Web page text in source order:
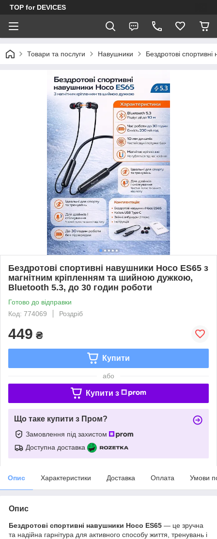
TOP for DEVICES
Товари та послуги Навушники Бездротові
Бездротові спортивні навушники Hoco ES65 з
магнітним кріпленням та шийною дужкою,
Bluetooth 5.3, до 30 годин роботи
Готово до відправки
Код: 774069
Роздріб
449 ₴
Купити
або
Купити з
Що таке купити з Пром?
Замовлення під захистом
Доступна доставка
Опис Характеристики Доставка Оплата Умови
Опис
Бездротові спортивні навушники Hoco ES65 — це зручна
та надійна гарнітура для активного способу життя, тренувань і